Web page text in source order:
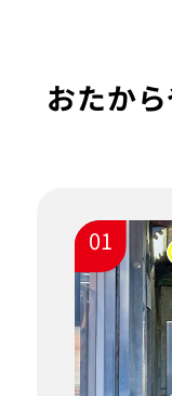
おたか
01